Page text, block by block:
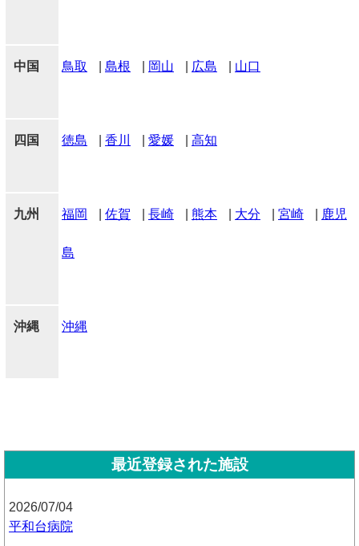
中国 鳥取 島根 岡山 広島 山口
四国 徳島 香川 愛媛 高知
九州 福岡 佐賀 長崎 熊本 大分 宮崎 鹿児
島
沖縄 沖縄
最近登録された施設
2026/07/04
平和台病院